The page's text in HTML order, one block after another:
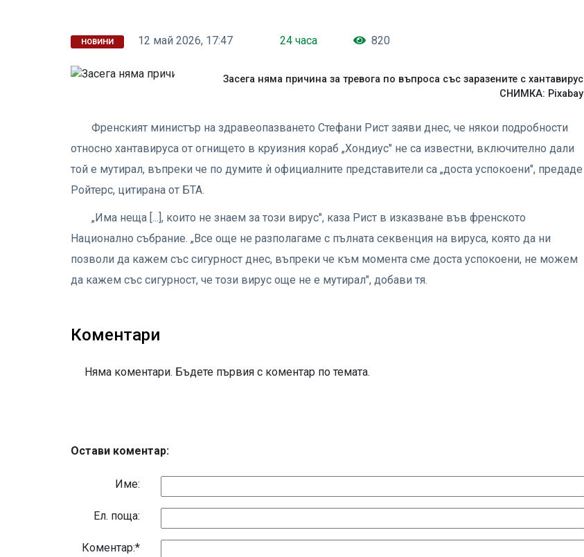
НОВИНИ 12 май 2026, 17:47 24 часа 820
Засега няма причина за тревога по въпроса със заразените с хантавирус
СНИМКА: Pixabay
Френският министър на здравеопазването Стефани Рист заяви днес, че някои подробности
относно хантавируса от огнището в круизния кораб „Хондиус" не са известни, включително дали
той е мутирал, въпреки че по думите ѝ официалните представители са „доста успокоени", предаде
Ройтерс, цитирана от БТА.
„Има неща [...], които не знаем за този вирус", каза Рист в изказване във френското
Национално събрание. „Все още не разполагаме с пълната секвенция на вируса, която да ни
позволи да кажем със сигурност днес, въпреки че към момента сме доста успокоени, не можем
да кажем със сигурност, че този вирус още не е мутирал", добави тя.
Коментари
Няма коментари. Бъдете първия с коментар по темата.
Остави коментар:
Име:
Eл. поща:
Коментар:*